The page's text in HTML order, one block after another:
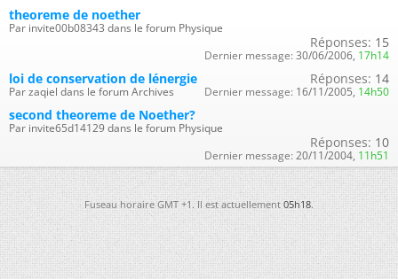
theoreme de noether
Par invite00b08343 dans le forum Physique
Réponses: 15
Dernier message: 30/06/2006, 17h14
loi de conservation de lénergie
Par zaqiel dans le forum Archives
Réponses: 14
Dernier message: 16/11/2005, 14h50
second theoreme de Noether?
Par invite65d14129 dans le forum Physique
Réponses: 10
Dernier message: 20/11/2004, 11h51
Fuseau horaire GMT +1. Il est actuellement05h18.